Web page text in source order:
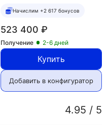
Начислим +2 617 бонусов
523 400 ₽
Получение 2-6 дней
Купить
Добавить в конфигуратор
4.95 / 5